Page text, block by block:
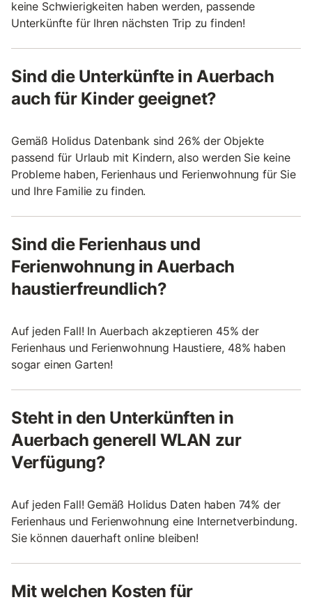
keine Schwierigkeiten haben werden, passende
Unterkünfte für Ihren nächsten Trip zu finden!
Sind die Unterkünfte in Auerbach
auch für Kinder geeignet?
Gemäß Holidus Datenbank sind 26% der Objekte
passend für Urlaub mit Kindern, also werden Sie keine
Probleme haben, Ferienhaus und Ferienwohnung für Sie
und Ihre Familie zu finden.
Sind die Ferienhaus und
Ferienwohnung in Auerbach
haustierfreundlich?
Auf jeden Fall! In Auerbach akzeptieren 45% der
Ferienhaus und Ferienwohnung Haustiere, 48% haben
sogar einen Garten!
Steht in den Unterkünften in
Auerbach generell WLAN zur
Verfügung?
Auf jeden Fall! Gemäß Holidus Daten haben 74% der
Ferienhaus und Ferienwohnung eine Internetverbindung.
Sie können dauerhaft online bleiben!
Mit welchen Kosten für